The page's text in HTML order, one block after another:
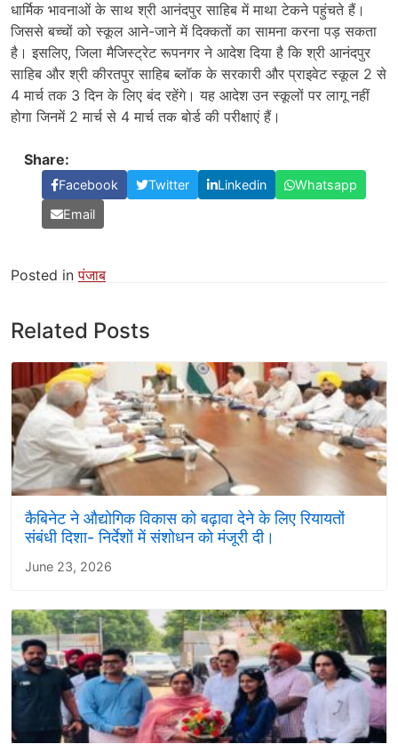
धार्मिक भावनाओं के साथ श्री आनंदपुर साहिब में माथा टेकने पहुंचते हैं।
जिससे बच्चों को स्कूल आने-जाने में दिक्कतों का सामना करना पड़ सकता
है। इसलिए, जिला मैजिस्ट्रेट रूपनगर ने आदेश दिया है कि श्री आनंदपुर
साहिब और श्री कीरतपुर साहिब ब्लॉक के सरकारी और प्राइवेट स्कूल 2 से
4 मार्च तक 3 दिन के लिए बंद रहेंगे। यह आदेश उन स्कूलों पर लागू नहीं
होगा जिनमें 2 मार्च से 4 मार्च तक बोर्ड की परीक्षाएं हैं।
Share:
Facebook Twitter Linkedin
Whatsapp
Email
Posted inपंजाब
Related Posts
कैबिनेट ने औद्योगिक विकास को बढ़ावा देने के लिए रियायतों
संबंधी दिशा- निर्देशों में संशोधन को मंजूरी दी।
June 23, 2026